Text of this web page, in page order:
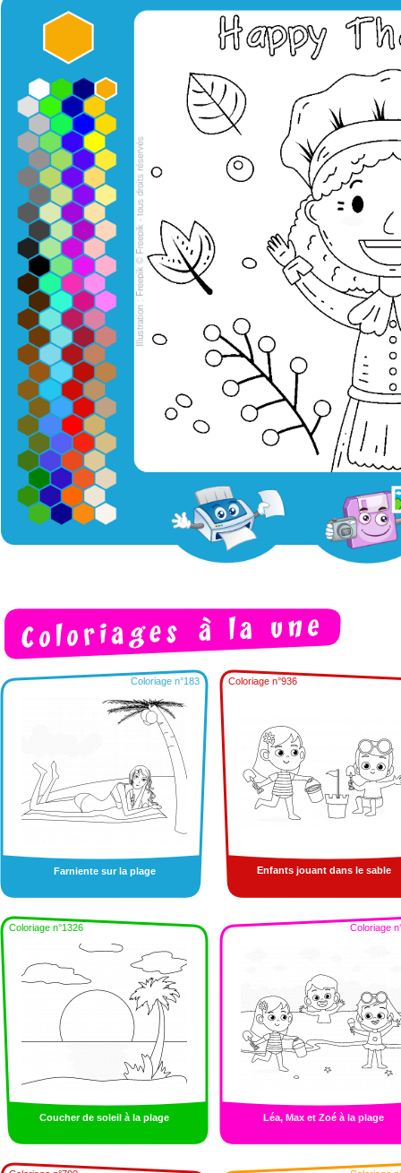
Coloriage n°183
Farniente sur la plage
Coloriage n°936
Enfants jouant dans le sable
Coloriage n°1326
Coucher de soleil à la plage
Coloriage
Léa, Max et Zoé à la plage